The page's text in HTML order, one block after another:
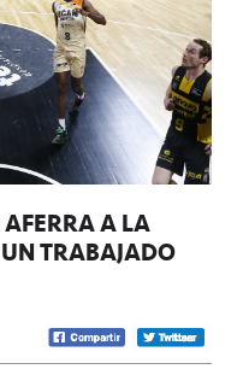
AFERRA A LA
TRABAJADO